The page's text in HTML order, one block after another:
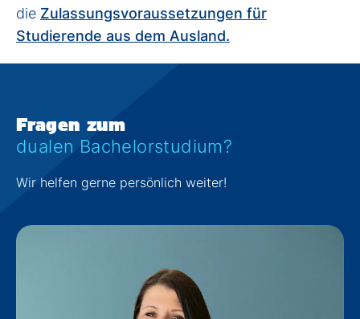
die Zulassungsvoraussetzungen für
Studierende aus dem Ausland.
Fragen zum
dualen Bachelorstudium?
Wir helfen gerne persönlich weiter!